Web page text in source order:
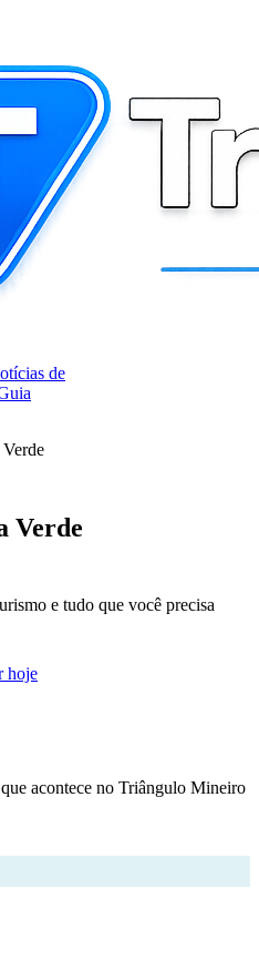
de
Verde
e tudo que você precisa
hoje
acontece no Triângulo Mineiro